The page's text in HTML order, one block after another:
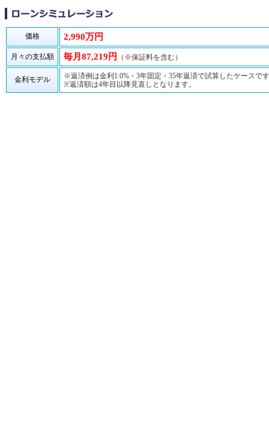
価格 2,990万円
月々の支払額 毎月87,219円 （※保証料を含む）
金利モデル
※返済例は金利1.0%・3年固定・35年返済で試算したケースで
※返済額は4年目以降見直しとなります。